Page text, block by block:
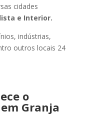
cidades
e Interior.
indústrias,
outros locais 24
o
Granja